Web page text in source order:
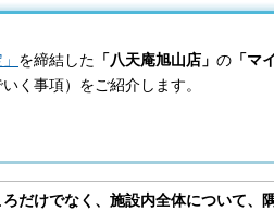
を締結した 「八天庵旭山店」 の 「マ
く事項）をご紹介します。
だけでなく、施設内全体について、